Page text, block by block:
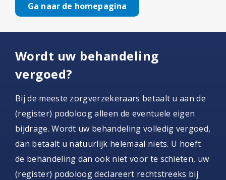
Ga naar de homepagina
Wordt uw behandeling
vergoed?
Bij de meeste zorgverzekeraars betaalt u aan de
(register) podoloog alleen de eventuele eigen
bijdrage. Wordt uw behandeling volledig vergoed,
dan betaalt u natuurlijk helemaal niets. U hoeft
de behandeling dan ook niet voor te schieten, uw
(register) podoloog declareert rechtstreeks bij